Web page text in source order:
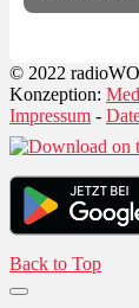
© 2022
Konzeption:
Impressum -
Back to Top